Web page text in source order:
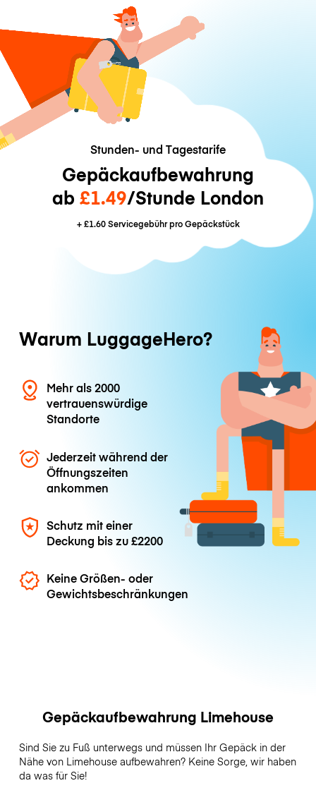
Stunden- und Tagestarife
Gepäckaufbewahrung
ab £1.49/Stunde London
+£1.60Servicegebühr pro Gepäckstück
Warum LuggageHero?
Mehr als 2000
vertrauenswürdige
Standorte
Jederzeit während der
Öffnungszeiten
ankommen
Schutz mit einer
Deckung bis zu£2200
Keine Größen- oder
Gewichtsbeschränkungen
Gepäckaufbewahrung Limehouse
Sind Sie zu Fuß unterwegs und müssen Ihr Gepäck in der
Nähe von Limehouse aufbewahren? Keine Sorge, wir haben
da was für Sie!